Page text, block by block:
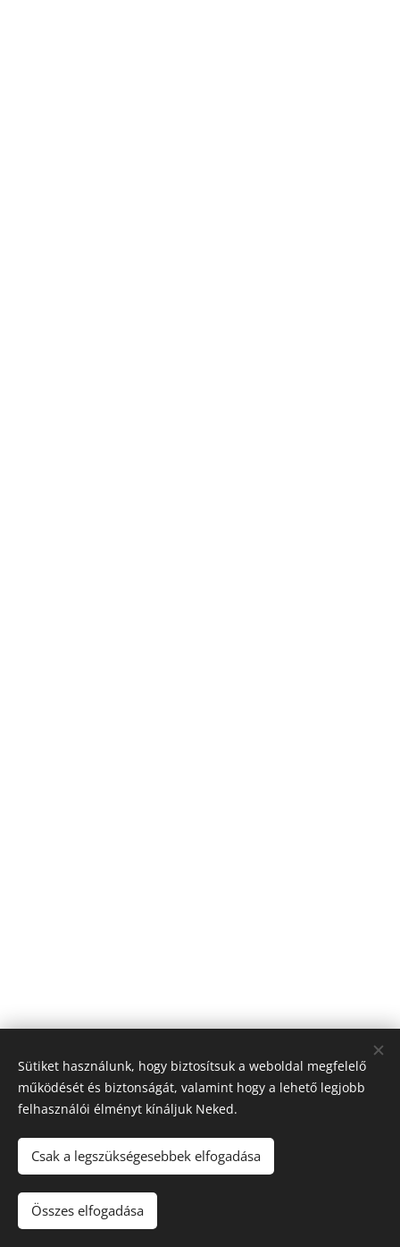
© 2026 Nagyfólia Kft. Minden jog fenntartva
Sütik
Sütiket használunk, hogy biztosítsuk a weboldal megfelelő
működését és biztonságát, valamint hogy a lehető legjobb
felhasználói élményt kínáljuk Neked.
Csak a legszükségesebbek elfogadása
Összes elfogadása